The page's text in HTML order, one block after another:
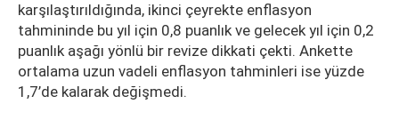
karşılaştırıldığında, ikinci çeyrekte enflasyon
tahmininde bu yıl için 0,8 puanlık ve gelecek yıl için 0,2
puanlık aşağı yönlü bir revize dikkati çekti. Ankette
ortalama uzun vadeli enflasyon tahminleri ise yüzde
1,7’de kalarak değişmedi.